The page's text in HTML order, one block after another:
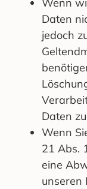
Wenn
Daten
jedoch
Daten
Wenn
21 Abs.
eine
unseren